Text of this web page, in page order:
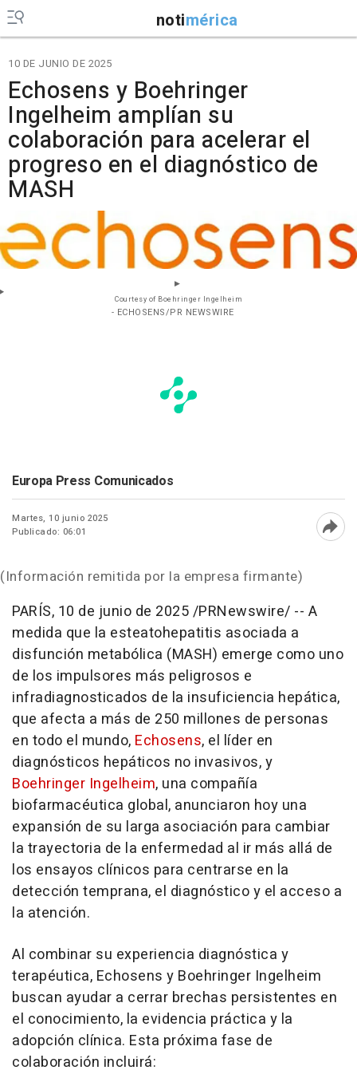
notimérica
10 DE JUNIO DE 2025
Echosens y Boehringer
Ingelheim amplían su
colaboración para acelerar el
progreso en el diagnóstico de
MASH
Courtesy of Boehringer Ingelheim
- ECHOSENS/PR NEWSWIRE
Europa Press Comunicados
Martes, 10 junio 2025
Publicado: 06:01
(Información remitida por la empresa firmante)
PARÍS, 10 de junio de 2025/PRNewswire/ -- A
medida que la esteatohepatitis asociada a
disfunción metabólica (MASH) emerge como uno
de los impulsores más peligrosos e
infradiagnosticados de la insuficiencia hepática,
que afecta a más de 250 millones de personas
en todo el mundo, Echosens, el líder en
diagnósticos hepáticos no invasivos, y
Boehringer Ingelheim, una compañía
biofarmacéutica global, anunciaron hoy una
expansión de su larga asociación para cambiar
la trayectoria de la enfermedad al ir más allá de
los ensayos clínicos para centrarse en la
detección temprana, el diagnóstico y el acceso a
la atención.
Al combinar su experiencia diagnóstica y
terapéutica, Echosens y Boehringer Ingelheim
buscan ayudar a cerrar brechas persistentes en
el conocimiento, la evidencia práctica y la
adopción clínica. Esta próxima fase de
colaboración incluirá: